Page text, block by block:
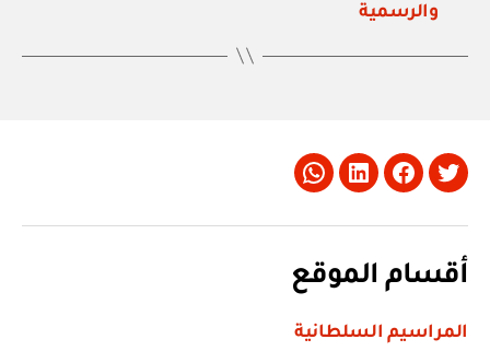
والرسمية
Twitter
Facebook
LinkedIn
Whatsapp
أقسام الموقع
المراسيم السلطانية